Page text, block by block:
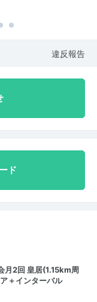
違反報告
ド
月2回 皇居(1.15km周
＋インターバル